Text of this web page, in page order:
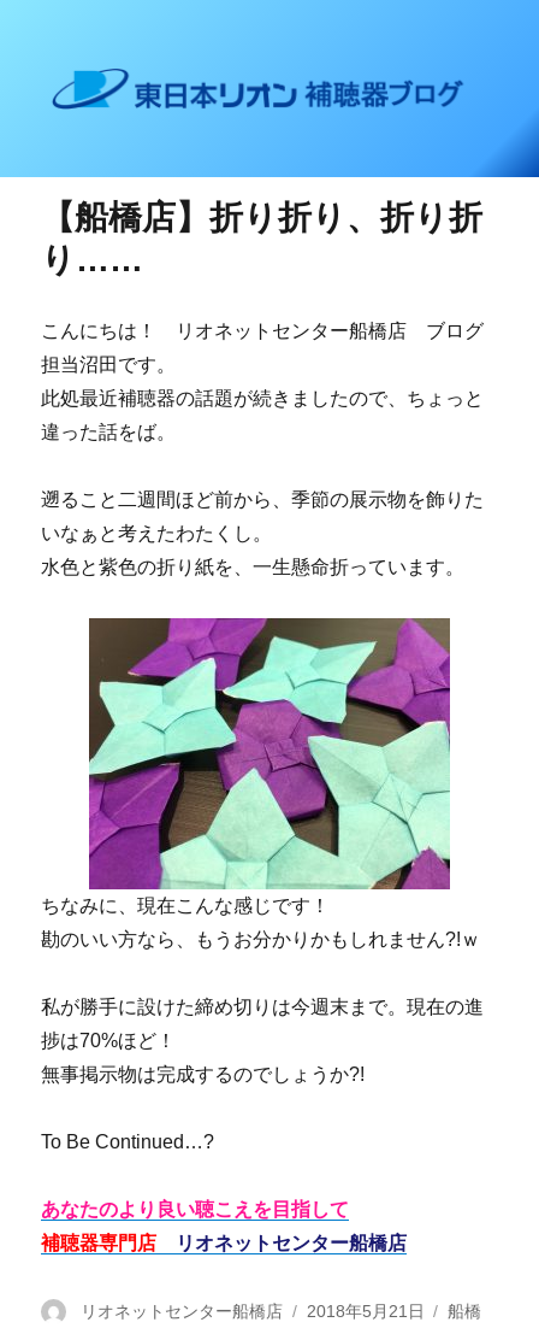
東日本リオン 補聴器ブログ
【船橋店】折り折り、折り折
り……
こんにちは！ リオネットセンター船橋店 ブログ
担当沼田です。
此処最近補聴器の話題が続きましたので、ちょっと
違った話をば。
遡ること二週間ほど前から、季節の展示物を飾りた
いなぁと考えたわたくし。
水色と紫色の折り紙を、一生懸命折っています。
ちなみに、現在こんな感じです！
勘のいい方なら、もうお分かりかもしれません?!ｗ
私が勝手に設けた締め切りは今週末まで。現在の進
捗は70%ほど！
無事掲示物は完成するのでしょうか?!
To Be Continued…?
あなたのより良い聴こえを目指して
補聴器専門店
リオネットセンター船橋店
投
リオネットセンター船橋店
投
2018年5月21日
カ
船橋